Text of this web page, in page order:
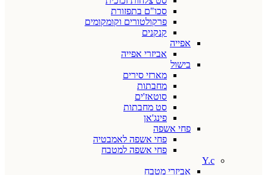
סכו"ם בתפזורת
פרקולטורים וקומקומים
קנקנים
אפייה
אביזרי אפייה
בישול
מארזי סירים
מחבתות
סוטאז'ים
סט מחבתות
פינג'אן
פחי אשפה
פחי אשפה לאמבטיה
פחי אשפה למטבח
Y.c
אביזרי מטבח